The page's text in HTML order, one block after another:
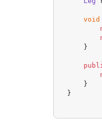
void
    }
    }
}